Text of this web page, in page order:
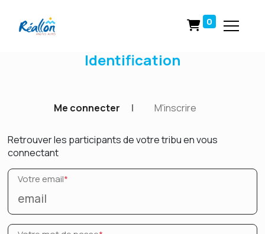
0
Identification
Me connecter | M'inscrire
Retrouver les participants de votre tribu en vous
connectant
Votre email*